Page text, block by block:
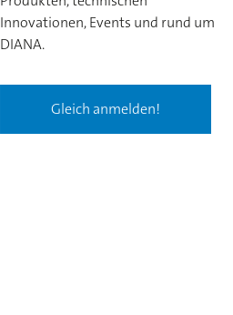
Innovationen, Events und rund um
DIANA.
Gleich anmelden!